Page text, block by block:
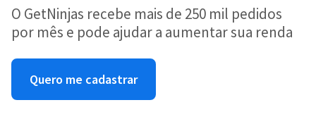
O GetNinjas recebe mais de 250 mil pedidos
por mês e pode ajudar a aumentar sua renda
Quero me cadastrar